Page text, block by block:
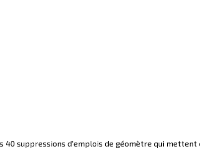
40 suppressions d'emplois de géomètre qui mettent